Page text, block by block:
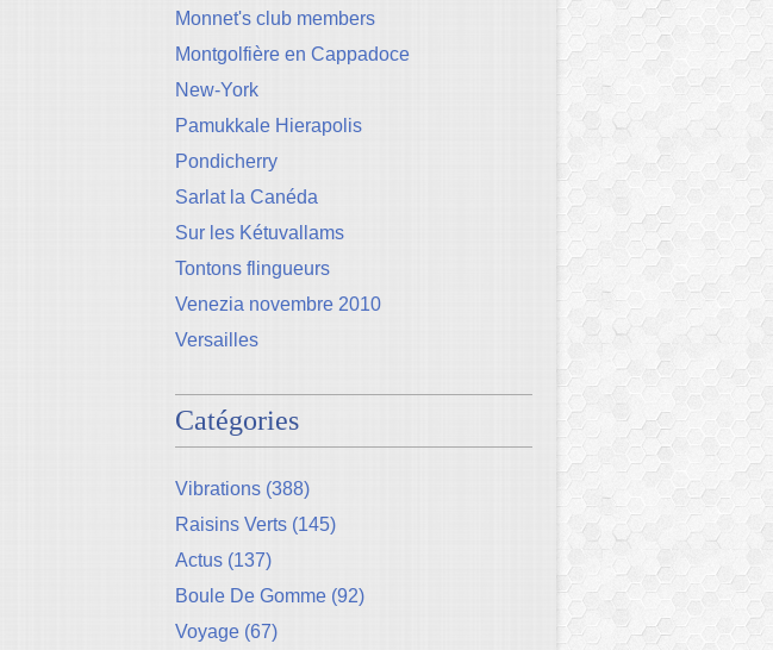
Monnet's club members
Montgolfière en Cappadoce
New-York
Pamukkale Hierapolis
Pondicherry
Sarlat la Canéda
Sur les Kétuvallams
Tontons flingueurs
Venezia novembre 2010
Versailles
Catégories
Vibrations (388)
Raisins Verts (145)
Actus (137)
Boule De Gomme (92)
Voyage (67)